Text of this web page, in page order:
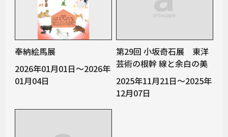
奉納絵馬展
2026年01月01日～2026年
01月04日
第29回 小坂奇石展 東洋
芸術の根幹 線と余白の美
2025年11月21日～2025年
12月07日